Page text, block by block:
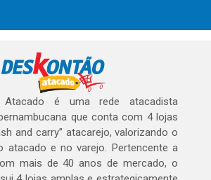
Atacado é uma rede atacadista
que conta com 4 lojas
and carry” atacarejo, valorizando o
atacado e no varejo. Pertencente a
mais de 40 anos de mercado, o